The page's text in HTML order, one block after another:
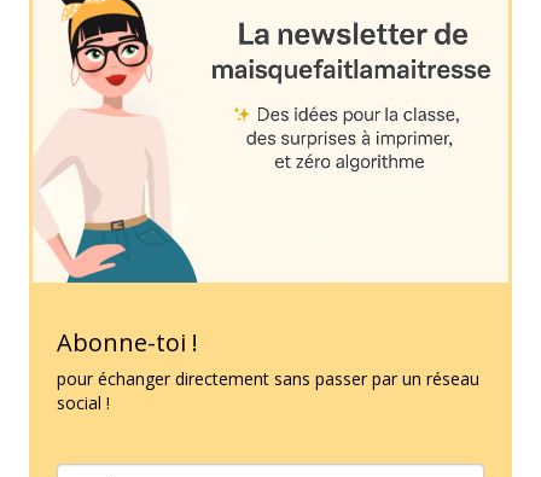
Abonne-toi !
pour échanger directement sans passer par un réseau
social !